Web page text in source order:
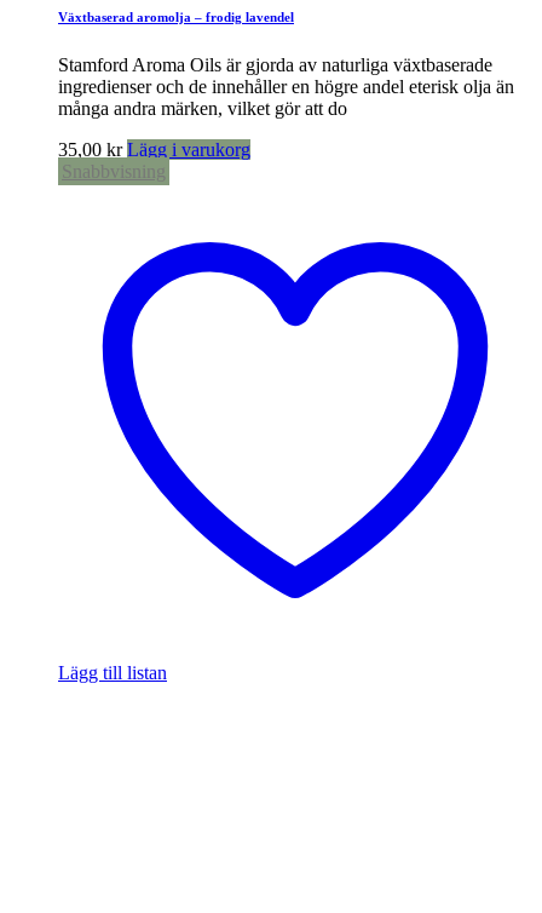
Växtbaserad aromolja – frodig lavendel
Stamford Aroma Oils är gjorda av naturliga växtbaserade
ingredienser och de innehåller en högre andel eterisk olja än
många andra märken, vilket gör att do
35,00 kr Lägg i varukorg
Snabbvisning
Lägg till listan